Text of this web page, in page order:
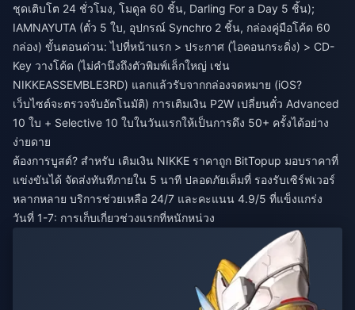
ชุดเติบโต 24 ชั่วโมง, โมดูล 60 ชิ้น, Darling For a Day 5 ชิ้น);
IAMNAYUTA (ตั๋ว 5 ใบ, อุปกรณ์ Synchro 2 ชิ้น, กล่องคู่มือโค้ด 60
กล่อง) ขั้นตอนด่วน: ไปที่หน้าแรก > ประกาศ (ไอคอนกระดิ่ง) > CD-
Key วางโค้ด (ไม่คำนึงถึงตัวพิมพ์เล็กใหญ่ เช่น
NIKKEASSEMBLE3RD) แลกแล้วรับจากกล่องจดหมาย (iOS?
เว็บไซต์จะตรวจจับอัตโนมัติ) การเติมเงิน P2W เปลี่ยนตั๋ว Advanced
10 ใบ + Selective 10 ใบในวันแรกให้เป็นการดึง 50+ ครั้งได้อย่าง
ง่ายดาย
ต้องการบูสต์? สำหรับ เติมเงิน NIKKE ราคาถูก BitTopup มอบราคาที่
แข่งขันได้ จัดส่งทันทีภายใน 5 นาที ปลอดภัยเต็มที่ รองรับเซิร์ฟเวอร์
หลากหลาย บริการช่วยเหลือ 24/7 และคะแนน 4.9/5 ที่แข็งแกร่ง
วันที่ 1-7: การเก็บเกี่ยวช่วงแรกที่หนักหน่วง